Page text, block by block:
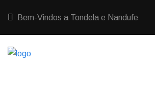
Bem-Vindos a Tondela e Nandufe